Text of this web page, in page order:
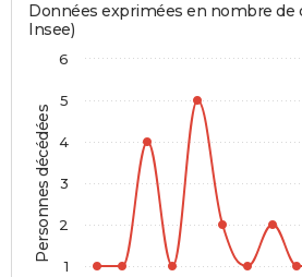
Personnes décédées
Données exprimées en nombre de
Insee)
1
2
3
4
5
6